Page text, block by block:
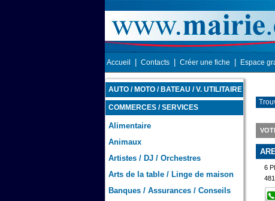
Accueil Contacts Créer une fiche Espace
AUTO / MOTO / BATEAU / V. UTILITAIRE
COMMERCES / SERVICES
Alimentaire
Animaux
Artistes / DJ / Orchestres
Arts de la table / Linge de maison
Banques / Assurances / Conseils
6